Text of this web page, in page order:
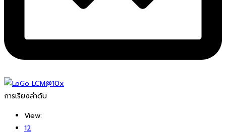
การเรียงลำดับ
View:
12